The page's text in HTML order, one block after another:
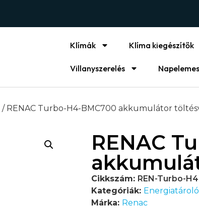
Klímák Klíma kiegészítők
Villanyszerelés
/ RENAC Turbo-H4-BMC700 akkumulátor
RENAC
Cikkszám: REN-Turbo-
Kategóriák: Energiatároló
Márka: Renac